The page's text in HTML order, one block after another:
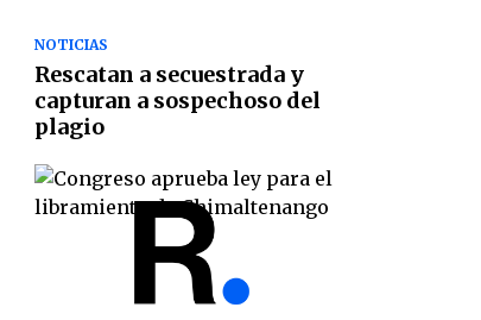
NOTICIAS
Rescatan a secuestrada y
capturan a sospechoso del
plagio